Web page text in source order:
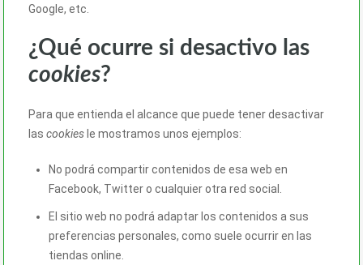
Google, etc.
¿Qué ocurre si desactivo las
cookies?
Para que entienda el alcance que puede tener desactivar
las cookiesle mostramos unos ejemplos:
No podrá compartir contenidos de esa web en
Facebook, Twitter o cualquier otra red social.
El sitio web no podrá adaptar los contenidos a sus
preferencias personales, como suele ocurrir en las
tiendas online.